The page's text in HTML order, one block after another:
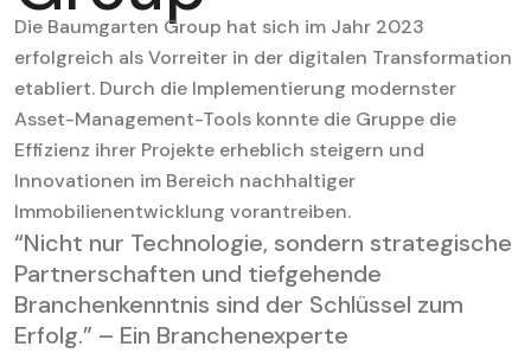
Die Baumgarten Group hat sich im Jahr 2023
erfolgreich als Vorreiter in der digitalen Transformation
etabliert. Durch die Implementierung modernster
Asset-Management-Tools konnte die Gruppe die
Effizienz ihrer Projekte erheblich steigern und
Innovationen im Bereich nachhaltiger
Immobilienentwicklung vorantreiben.
“Nicht nur Technologie, sondern strategische
Partnerschaften und tiefgehende
Branchenkenntnis sind der Schlüssel zum
Erfolg.” – Ein Branchenexperte